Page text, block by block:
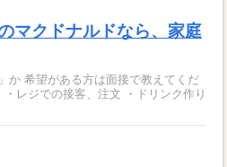
マクドナルドなら、家庭
か 希望がある方は面接で教えてくだ